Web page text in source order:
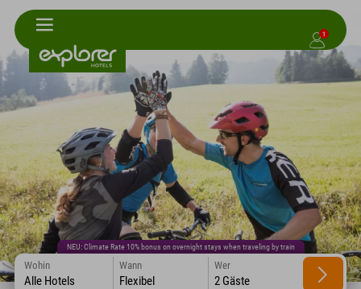
1
NEU: Climate Rate 10% bonus on overnight stays when traveling by train
Wohin
Alle Hotels
Wann
Flexibel
Wer
2 Gäste